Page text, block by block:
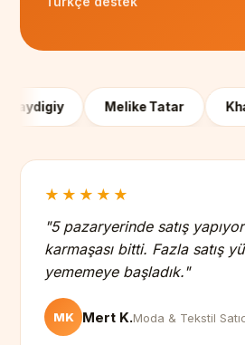
Melike Tatar
★★★★★
"5 pazaryerinde satış
karmaşası bitti. Fazla satış
yememeye başladık."
MK Mert K.Moda & Tekstil